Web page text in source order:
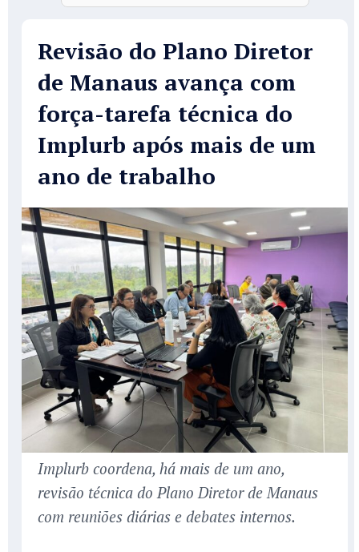
Revisão do Plano Diretor
de Manaus avança com
força-tarefa técnica do
Implurb após mais de um
ano de trabalho
Implurb coordena, há mais de um ano,
revisão técnica do Plano Diretor de Manaus
com reuniões diárias e debates internos.